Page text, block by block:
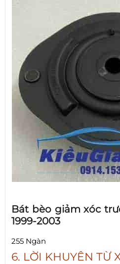
Bát bèo giảm xóc
1999-2003
255 Ngàn
6. LỜI KHUYÊN TỪ